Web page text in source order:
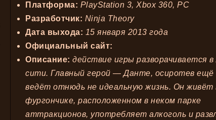
Платформа: PlayStation 3, Xbox 360, PC
Разработчик: Ninja Theory
Дата выхода: 15 января 2013 года
Официальный сайт:
Описание: действие игры разворачивается
сити. Главный герой — Данте, осиротев ещё
ведёт отнюдь не идеальную жизнь. Он живёт
фургончике, расположенном в неком парке
аттракционов, употребляет алкоголь и